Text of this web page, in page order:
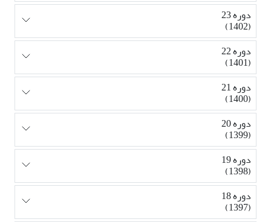
دوره 23
(1402)
دوره 22
(1401)
دوره 21
(1400)
دوره 20
(1399)
دوره 19
(1398)
دوره 18
(1397)